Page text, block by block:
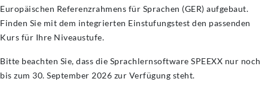
Europäischen Referenzrahmens für Sprachen (GER) aufgebaut.
Finden Sie mit dem integrierten Einstufungstest den passenden
Kurs für Ihre Niveaustufe.
Bitte beachten Sie, dass die Sprachlernsoftware SPEEXX nur noch
bis zum 30. September 2026 zur Verfügung steht.